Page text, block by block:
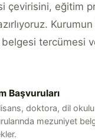
çevirisini, eğitim
belgesi tercümesi
Başvuruları
doktora, dil okulu
mezuniyet